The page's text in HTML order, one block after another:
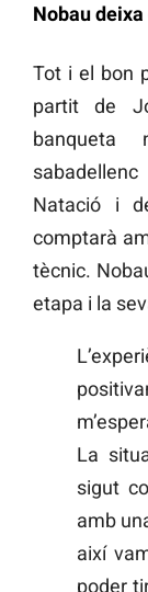
Nobau
Tot i el bon
partit de
banqueta
Natació i
comptarà
tècnic.
etapa i la
La
sigut
amb
així
poder